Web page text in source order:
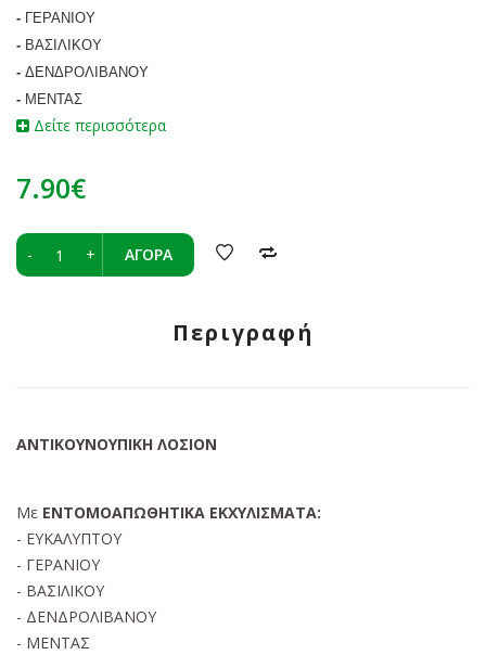
- ΓΕΡΑΝΙΟΥ
- ΒΑΣΙΛΙΚΟΥ
- ΔΕΝΔΡΟΛΙΒΑΝΟΥ
- ΜΕΝΤΑΣ
Δείτε περισσότερα
7.90€
- + ΑΓΟΡΆ
Περιγραφή
ΑΝΤΙΚΟΥΝΟΥΠΙΚΗ ΛΟΣΙΟΝ
Με ΕΝΤΟΜΟΑΠΩΘΗΤΙΚΑ ΕΚΧΥΛΙΣΜΑΤΑ:
- ΕΥΚΑΛΥΠΤΟΥ
- ΓΕΡΑΝΙΟΥ
- ΒΑΣΙΛΙΚΟΥ
- ΔΕΝΔΡΟΛΙΒΑΝΟΥ
- ΜΕΝΤΑΣ